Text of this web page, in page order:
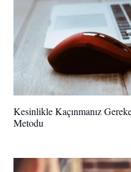
Kesinlikle Kaçınmanız
Metodu